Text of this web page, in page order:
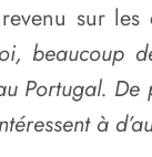
sur les
beaucoup
Portugal. De
à